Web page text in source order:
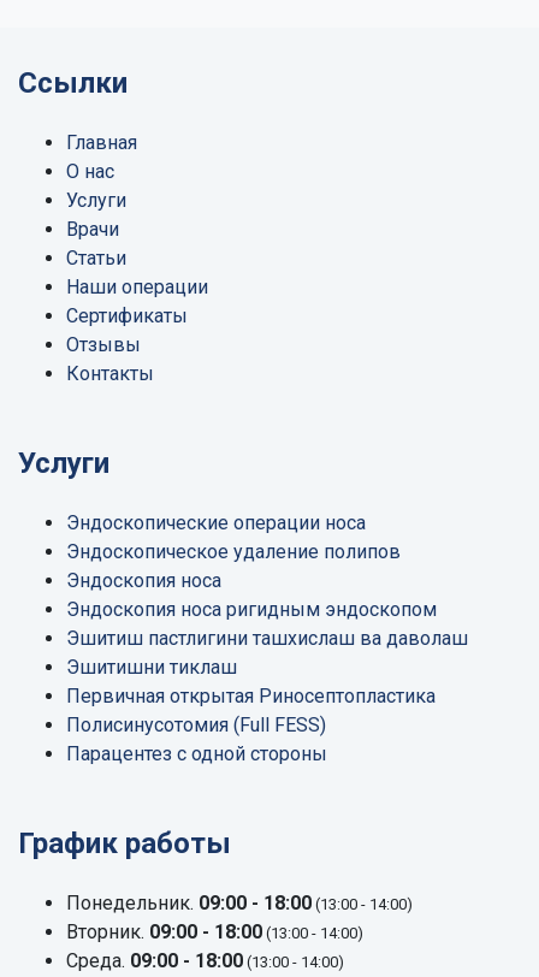
Ссылки
Главная
О нас
Услуги
Врачи
Статьи
Наши операции
Сертификаты
Отзывы
Контакты
Услуги
Эндоскопические операции носа
Эндоскопическое удаление полипов
Эндоскопия носа
Эндоскопия носа ригидным эндоскопом
Эшитиш пастлигини ташхислаш ва даволаш
Эшитишни тиклаш
Первичная открытая Риносептопластика
Полисинусотомия (Full FESS)
Парацентез с одной стороны
График работы
Понедельник. 09:00 - 18:00 (13:00 - 14:00)
Вторник. 09:00 - 18:00 (13:00 - 14:00)
Среда. 09:00 - 18:00 (13:00 - 14:00)